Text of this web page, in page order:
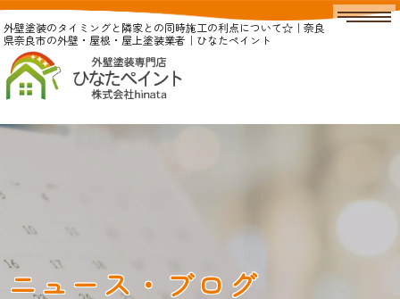
外壁塗装のタイミングと隣家との同時施工の利点について☆｜奈良
県奈良市の外壁・屋根・屋上塗装業者｜ひなたペイント
ニュース・ブログ